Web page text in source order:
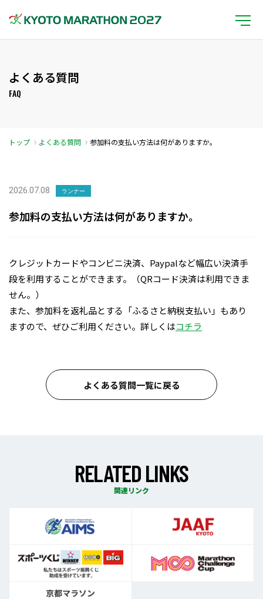
よくある質問
FAQ
トップ よくある質問 参加料の支払い方法は何がありますか。
2026.07.08 ランナー
参加料の支払い方法は何がありますか。
クレジットカードやコンビニ決済、Paypalなど幅広い決済手
段を利用することができます。（QRコード決済は利用できま
せん。）
また、参加料を返礼品とする「ふるさと納税支払い」もあり
ますので、ぜひご利用ください。詳しくはコチラ
よくある質問一覧に戻る
RELATEDLINKS
関連リンク